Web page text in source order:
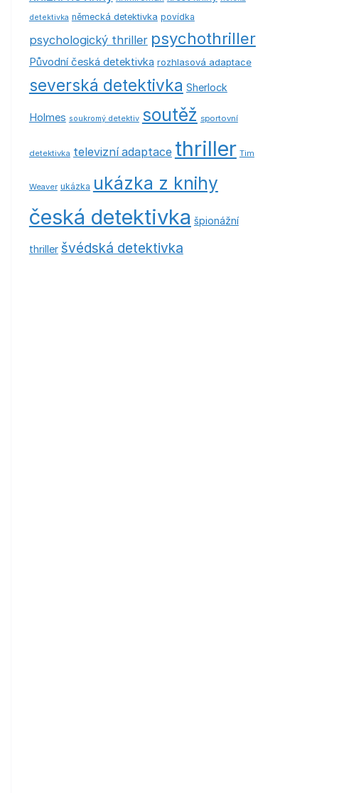
detektivka německá detektivka povídka
psychologický thriller psychothriller
Původní česká detektivka rozhlasová adaptace
severská detektivka Sherlock
Holmes soukromý detektiv soutěž sportovní
detektivka televizní adaptace thriller Tim
Weaver ukázka ukázka z knihy
česká detektivka špionážní
thriller švédská detektivka